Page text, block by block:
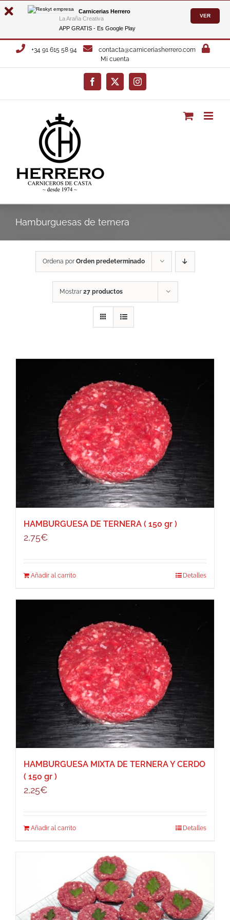
Carnicerias Herrero
La Araña Creativa
APP GRATIS - Es Google Play
VER
Saltar
+34 91 615 58 94
contacta@carniceriasherrero.com
Mi cuenta
Facebook
X Instagram
Hamburguesas de ternera
Ordena por Orden predeterminado
Mostrar 27 productos
HAMBURGUESA DE TERNERA ( 150 gr )
2,75€
Añadir al carrito Detalles
HAMBURGUESA MIXTA DE TERNERA Y CERDO
( 150 gr )
2,25€
Añadir al carrito Detalles